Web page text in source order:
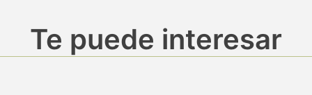
Te puede interesar